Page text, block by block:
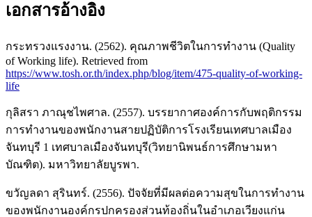
เอกสารอ้างอิง
กระทรวงแรงงาน. (2562). คุณภาพชีวิตในการทำงาน (Quality
of Working life). Retrieved from
https://www.tosh.or.th/index.php/blog/item/475-quality-of-working-
life
กุลิสรา ภาณุชไพศาล. (2557). บรรยากาศองค์การกับพฤติกรรม
การทำงานของพนักงานสายปฏิบัติการโรงเรียนเทศบาลเมือง
จันทบุรี 1 เทศบาลเมืองจันทบุรี(วิทยานิพนธ์การศึกษามหา
บัณฑิต). มหาวิทยาลัยบูรพา.
ขวัญลดา สุรินทร์. (2556). ปัจจัยที่มีผลต่อความสุขในการทํางาน
ของพนักงานองค์กรปกครองส่วนท้องถิ่นในอําเภอเวียงแก่น